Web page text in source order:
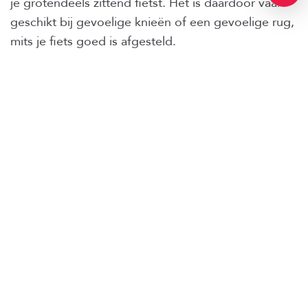
geschikt bij gevoelige knieën of een gevoelige rug,
mits je fiets goed is afgesteld.